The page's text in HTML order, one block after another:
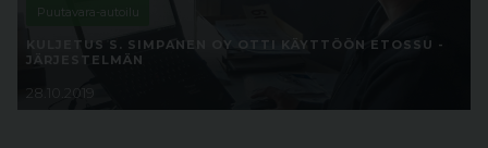
Puutavara-autoilu
KULJETUS S. SIMPANEN OY OTTI KÄYTTÖÖN ETOSSU -
JÄRJESTELMÄN
28.10.2019